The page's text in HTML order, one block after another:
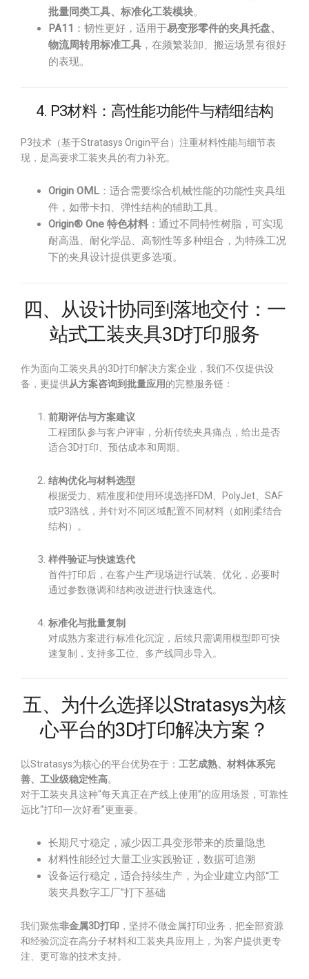
批量同类工具、标准化工装模块。
PA11 ：韧性更好，适用于易变形零件的夹具托盘、
物流周转用标准工具 ，在频繁装卸、搬运场景有很好
的表现。
4. P3材料：高性能功能件与精细结构
P3技术（基于Stratasys Origin平台）注重材料性能与细节表
现，是高要求工装夹具的有力补充。
Origin OML ：适合需要综合机械性能的功能性夹具组
件，如带卡扣、弹性结构的辅助工具。
Origin® One 特色材料 ：通过不同特性树脂，可实现
耐高温、耐化学品、高韧性等多种组合，为特殊工况
下的夹具设计提供更多选项。
四、从设计协同到落地交付：一
站式工装夹具3D打印服务
作为面向工装夹具的3D打印解决方案企业，我们不仅提供设
备，更提供从方案咨询到批量应用的完整服务链：
前期评估与方案建议
工程团队参与客户评审，分析传统夹具痛点，给出是否
适合3D打印、预估成本和周期。
结构优化与材料选型
根据受力、精准度和使用环境选择FDM、PolyJet、SAF
或P3路线，并针对不同区域配置不同材料（如刚柔结合
结构）。
样件验证与快速迭代
首件打印后，在客户生产现场进行试装、优化，必要时
通过参数微调和结构改进进行快速迭代。
标准化与批量复制
对成熟方案进行标准化沉淀，后续只需调用模型即可快
速复制，支持多工位、多产线同步导入。
五、为什么选择以Stratasys为核
心平台的3D打印解决方案？
以Stratasys为核心的平台优势在于： 工艺成熟、材料体系完
善、工业级稳定性高。
对于工装夹具这种“每天真正在产线上使用”的应用场景，可靠性
远比“打印一次好看”更重要。
长期尺寸稳定，减少因工具变形带来的质量隐患
材料性能经过大量工业实践验证，数据可追溯
设备运行稳定，适合持续生产，为企业建立内部“工
装夹具数字工厂”打下基础
我们聚焦非金属3D打印 ，坚持不做金属打印业务，把全部资源
和经验沉淀在高分子材料和工装夹具应用上，为客户提供更专
注、更可靠的技术支持。